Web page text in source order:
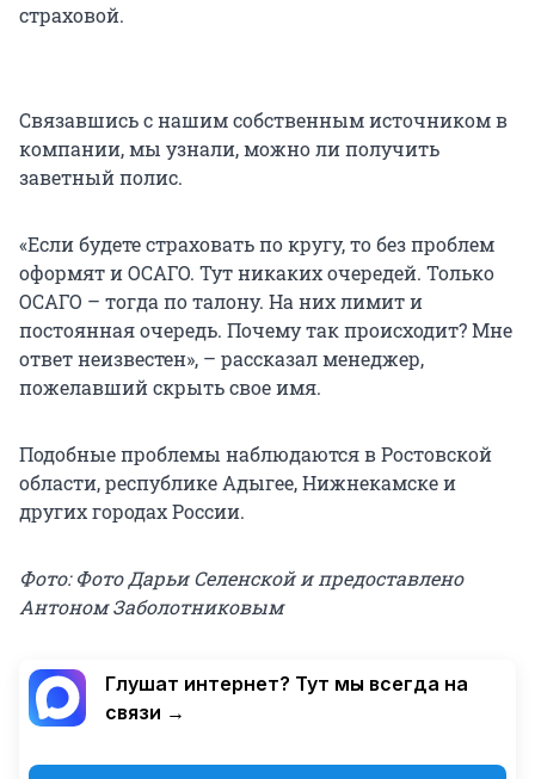
страховой.
Связавшись с нашим собственным источником в
компании, мы узнали, можно ли получить
заветный полис.
«Если будете страховать по кругу, то без проблем
оформят и ОСАГО. Тут никаких очередей. Только
ОСАГО – тогда по талону. На них лимит и
постоянная очередь. Почему так происходит? Мне
ответ неизвестен», – рассказал менеджер,
пожелавший скрыть свое имя.
Подобные проблемы наблюдаются в Ростовской
области, республике Адыгее, Нижнекамске и
других городах России.
Фото: Фото Дарьи Селенской и предоставлено
Антоном Заболотниковым
Глушат интернет? Тут мы всегда на
связи →